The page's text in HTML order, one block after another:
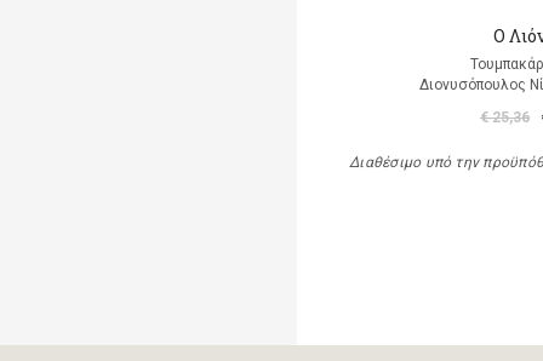
Ο
Διονυσόπουλος
€ 25,36
Διαθέσιμο υπό την